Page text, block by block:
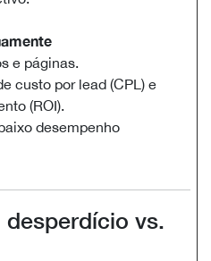
e páginas.
custo por lead (CPL) e
(ROI).
desempenho
vs.